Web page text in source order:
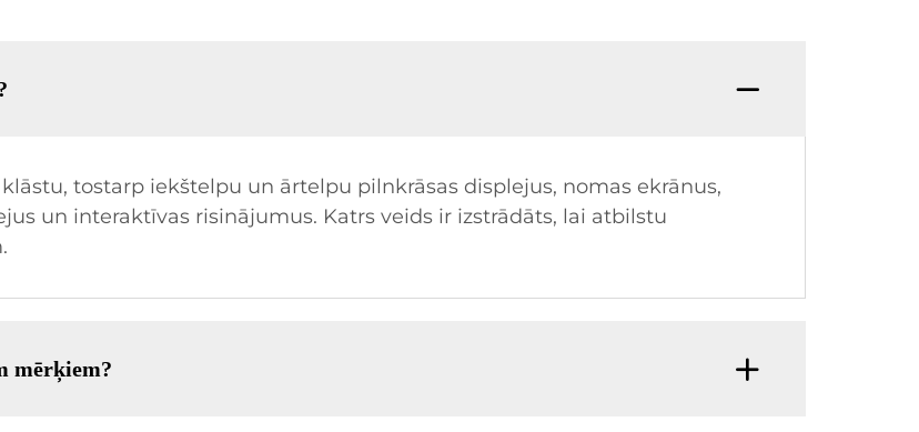
tostarp iekštelpu un ārtelpu pilnkrāsas displejus, nomas ekrānus,
un interaktīvas risinājumus. Katrs veids ir izstrādāts, lai atbilstu
mērķiem?